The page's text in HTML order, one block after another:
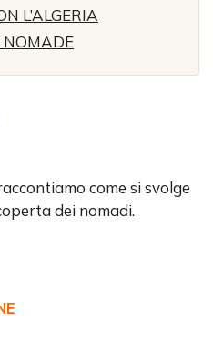
L’ALGERIA
NOMADE
come si svolge
dei nomadi.